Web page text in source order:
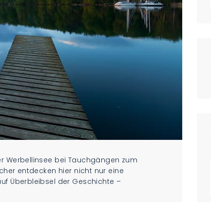
Werbellinsee bei Tauchgängen zum
entdecken hier nicht nur eine
Überbleibsel der Geschichte –